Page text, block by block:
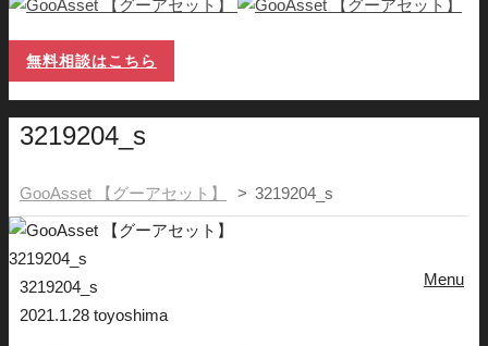
Menu
無料相談はこちら
3219204_s
GooAsset 【グーアセット】 > 3219204_s
3219204_s
3219204_s
2021.1.28 toyoshima